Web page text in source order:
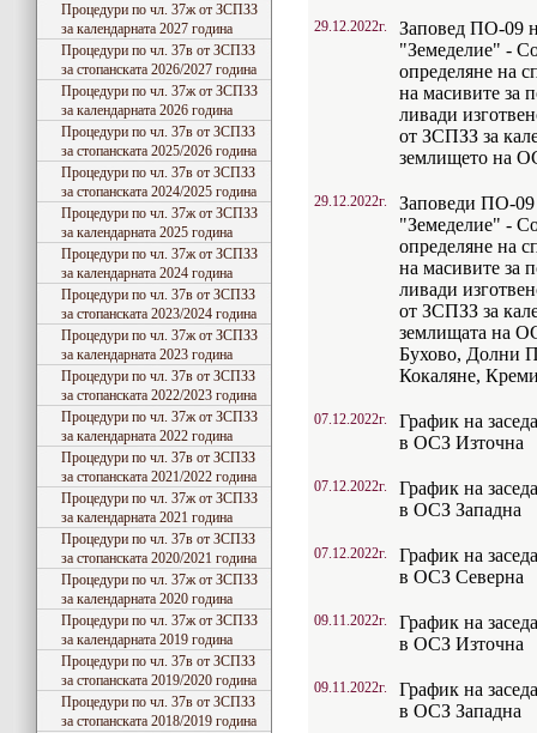
Процедури по чл. 37ж от ЗСПЗЗ
за календарната 2027 година
Процедури по чл. 37в от ЗСПЗЗ
за стопанската 2026/2027 година
Процедури по чл. 37ж от ЗСПЗЗ
за календарната 2026 година
Процедури по чл. 37в от ЗСПЗЗ
за стопанската 2025/2026 година
Процедури по чл. 37в от ЗСПЗЗ
за стопанската 2024/2025 година
Процедури по чл. 37ж от ЗСПЗЗ
за календарната 2025 година
Процедури по чл. 37ж от ЗСПЗЗ
за календарната 2024 година
Процедури по чл. 37в от ЗСПЗЗ
за стопанската 2023/2024 година
Процедури по чл. 37ж от ЗСПЗЗ
за календарната 2023 година
Процедури по чл. 37в от ЗСПЗЗ
за стопанската 2022/2023 година
Процедури по чл. 37ж от ЗСПЗЗ
за календарната 2022 година
Процедури по чл. 37в от ЗСПЗЗ
за стопанската 2021/2022 година
Процедури по чл. 37ж от ЗСПЗЗ
за календарната 2021 година
Процедури по чл. 37в от ЗСПЗЗ
за стопанската 2020/2021 година
Процедури по чл. 37ж от ЗСПЗЗ
за календарната 2020 година
Процедури по чл. 37ж от ЗСПЗЗ
за календарната 2019 година
Процедури по чл. 37в от ЗСПЗЗ
за стопанската 2019/2020 година
Процедури по чл. 37в от ЗСПЗЗ
за стопанската 2018/2019 година
29.12.2022г.
Заповед ПО-09
"Земеделие" -
определяне на
на масивите за
ливади
от ЗСПЗЗ за
землището на
29.12.2022г.
Заповеди ПО-
"Земеделие" -
определяне на
на масивите за
ливади
от ЗСПЗЗ за
землищата на
Бухово, Долни
Кокаляне,
07.12.2022г.
График на
в ОСЗ Източна
07.12.2022г.
График на
в ОСЗ Западна
07.12.2022г.
График на
в ОСЗ Северна
09.11.2022г.
График на
в ОСЗ Източна
09.11.2022г.
График на
в ОСЗ Западна